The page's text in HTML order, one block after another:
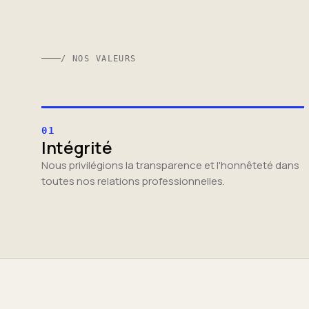
/ NOS VALEURS
01
Intégrité
Nous privilégions la transparence et l'honnêteté dans
toutes nos relations professionnelles.